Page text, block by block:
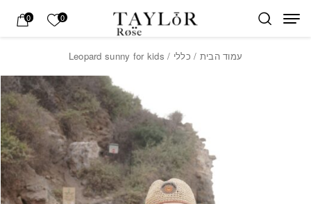
Skip to Content
0 הרשימה
0
עמוד הבית / כללי / Leopard sunny for kids
בחזרה למעלה